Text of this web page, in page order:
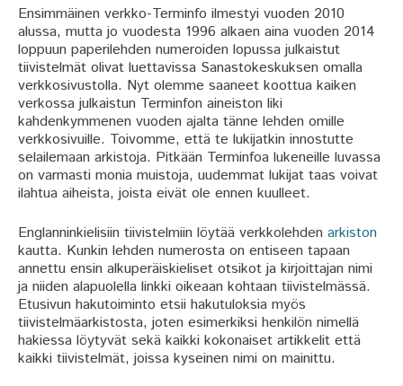
Ensimmäinen verkko-Terminfo ilmestyi vuoden 2010
alussa, mutta jo vuodesta 1996 alkaen aina vuoden 2014
loppuun paperilehden numeroiden lopussa julkaistut
tiivistelmät olivat luettavissa Sanastokeskuksen omalla
verkkosivustolla. Nyt olemme saaneet koottua kaiken
verkossa julkaistun Terminfon aineiston liki
kahdenkymmenen vuoden ajalta tänne lehden omille
verkkosivuille. Toivomme, että te lukijatkin innostutte
selailemaan arkistoja. Pitkään Terminfoa lukeneille luvassa
on varmasti monia muistoja, uudemmat lukijat taas voivat
ilahtua aiheista, joista eivät ole ennen kuulleet.
Englanninkielisiin tiivistelmiin löytää verkkolehden arkiston
kautta. Kunkin lehden numerosta on entiseen tapaan
annettu ensin alkuperäiskieliset otsikot ja kirjoittajan nimi
ja niiden alapuolella linkki oikeaan kohtaan tiivistelmässä.
Etusivun hakutoiminto etsii hakutuloksia myös
tiivistelmäarkistosta, joten esimerkiksi henkilön nimellä
hakiessa löytyvät sekä kaikki kokonaiset artikkelit että
kaikki tiivistelmät, joissa kyseinen nimi on mainittu.